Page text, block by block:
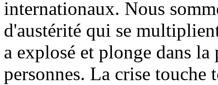
internationaux. Nous
d'austérité qui se
a explosé et plonge dans
personnes. La crise touche